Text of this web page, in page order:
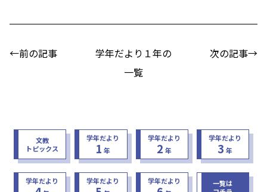
←前の記事
学年だより１年の
一覧
次の記事→
文教
トピックス
学年だより
1 年
学年だより
2 年
学年だより
3 年
学年だより 学年だより 学年だより
一覧は